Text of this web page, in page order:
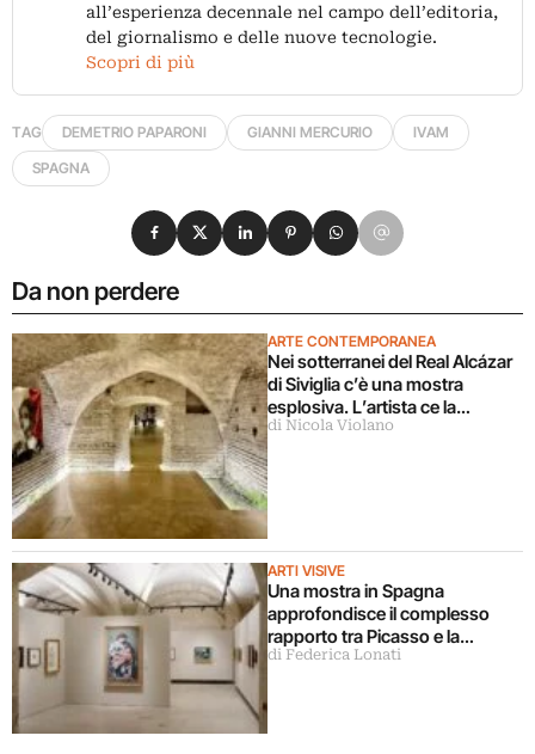
all’esperienza decennale nel campo dell’editoria,
del giornalismo e delle nuove tecnologie.
Scopri di più
TAG DEMETRIO PAPARONI GIANNI MERCURIO
IVAM
SPAGNA
Da non perdere
ARTE CONTEMPORANEA
Nei sotterranei del Real Alcázar
di Siviglia c’è una mostra
esplosiva. L’artista ce la
racconta
di Nicola Violano
ARTI VISIVE
Una mostra in Spagna
approfondisce il complesso
rapporto tra Picasso e la
religione cristiana
di Federica Lonati
Condividi su Facebook
Condividi su X
Condividi su LinkedIn
Condividi su Pinterest
Condividi su WhatsApp
Condividi su Email